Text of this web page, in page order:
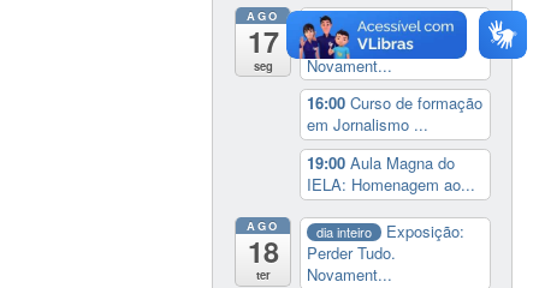
AGO
17
seg
dia inteiro
Exposição:
Perder Tudo.
Novament...
16:00Curso de formação
em Jornalismo ...
19:00Aula Magna do
IELA: Homenagem ao...
AGO
18
ter
dia inteiro
Exposição:
Perder Tudo.
Novament...